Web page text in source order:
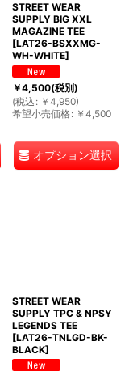
STREET WEAR
SUPPLY BIG XXL
MAGAZINE TEE
[LAT26-BSXXMG-
WH-WHITE]
￥4,500(税別)
(税込 : ￥ 4,950)
希望小売価格: ￥ 4,500
オプション選択
STREET WEAR
SUPPLY TPC & NPSY
LEGENDS TEE
[LAT26-TNLGD-BK-
BLACK]